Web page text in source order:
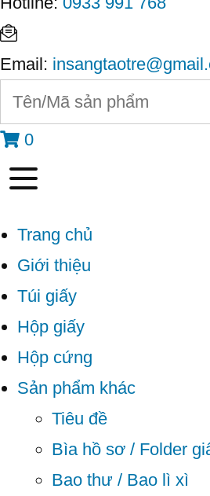
Email:
0
Trang chủ
Giới thiệu
Túi giấy
Hộp giấy
Hộp cứng
Sản phẩm khác
Tiêu đề
Bìa hồ sơ / Folder
Bao thư / Bao lì xì